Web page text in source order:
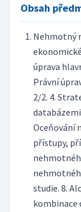
Obsah
Nehmotný
úprava
Právní
2/2. 4.
Oceňování
přístupy,
studie. 8.
kombinace